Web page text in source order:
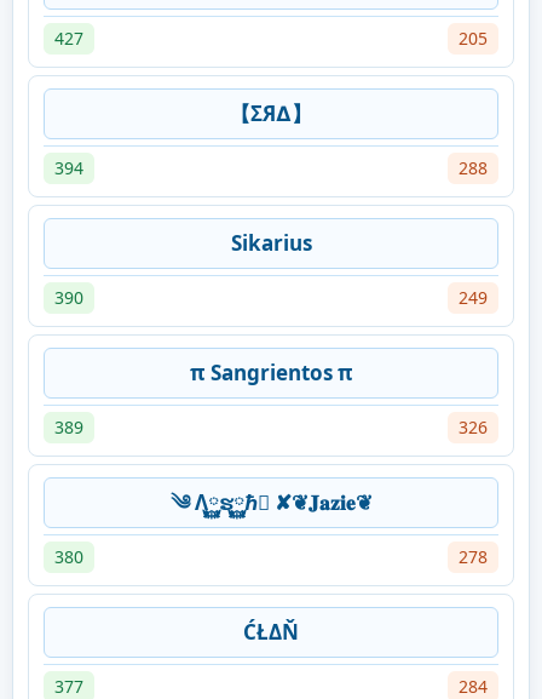
427 205
【ΣЯ∆】
394 288
Sikarius
390 249
π Sangrientos π
389 326
༄ Λ࿆ຮ࿆ℏ࿆ ✘❦𝐉𝐚𝐳𝐢𝐞❦
380 278
ĆŁΔŇ
377 284